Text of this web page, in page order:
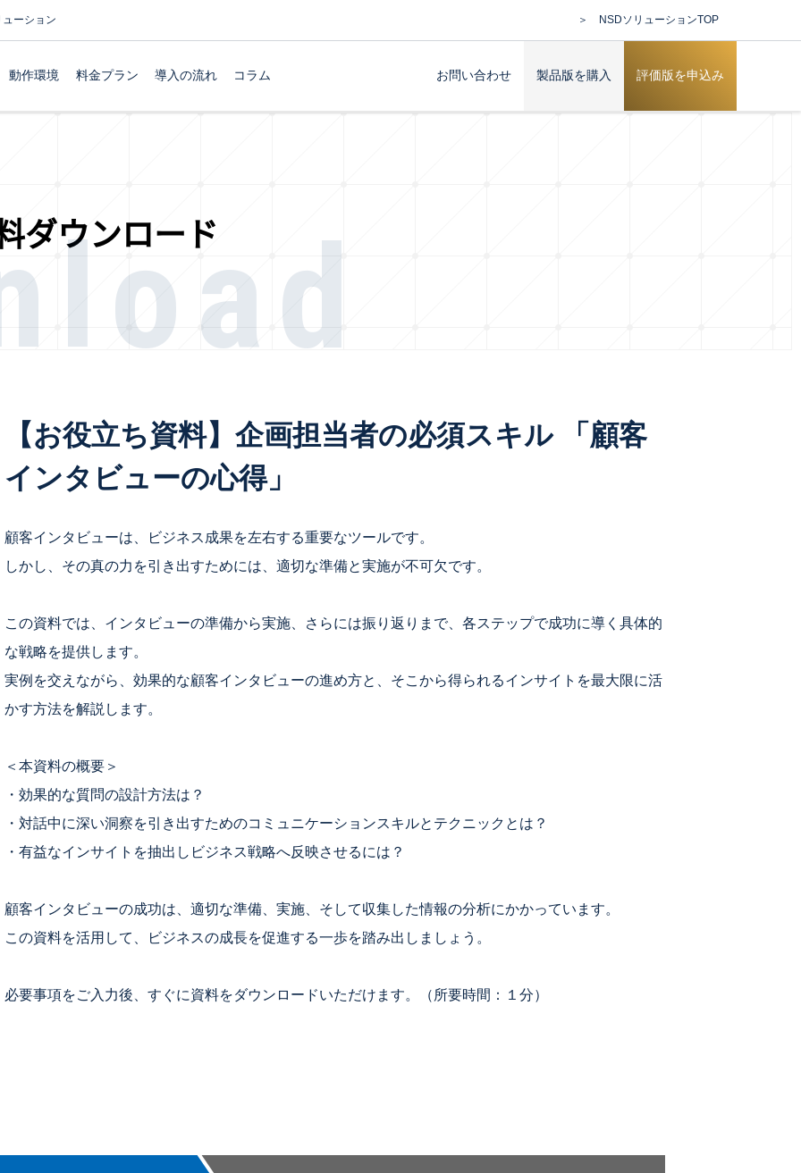
ーション ＞ NSDソリューションTOP
動作環境 料金プラン 導入の流れ コラム お問い合わせ 製品版を購入 評価版を申込み
ダウンロード
【お役立ち資料】企画担当者の必須スキル 「顧客
インタビューの心得」
顧客インタビューは、ビジネス成果を左右する重要なツールです。
しかし、その真の力を引き出すためには、適切な準備と実施が不可欠です。
この資料では、インタビューの準備から実施、さらには振り返りまで、各ステップで成功に導く具体的
な戦略を提供します。
実例を交えながら、効果的な顧客インタビューの進め方と、そこから得られるインサイトを最大限に活
かす方法を解説します。
＜本資料の概要＞
・効果的な質問の設計方法は？
・対話中に深い洞察を引き出すためのコミュニケーションスキルとテクニックとは？
・有益なインサイトを抽出しビジネス戦略へ反映させるには？
顧客インタビューの成功は、適切な準備、実施、そして収集した情報の分析にかかっています。
この資料を活用して、ビジネスの成長を促進する一歩を踏み出しましょう。
必要事項をご入力後、すぐに資料をダウンロードいただけます。（所要時間：１分）